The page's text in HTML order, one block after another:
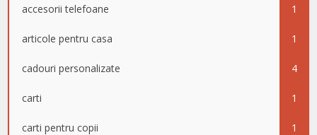
accesorii telefoane 1
articole pentru casa 1
cadouri personalizate 4
carti 1
carti pentru copii 1